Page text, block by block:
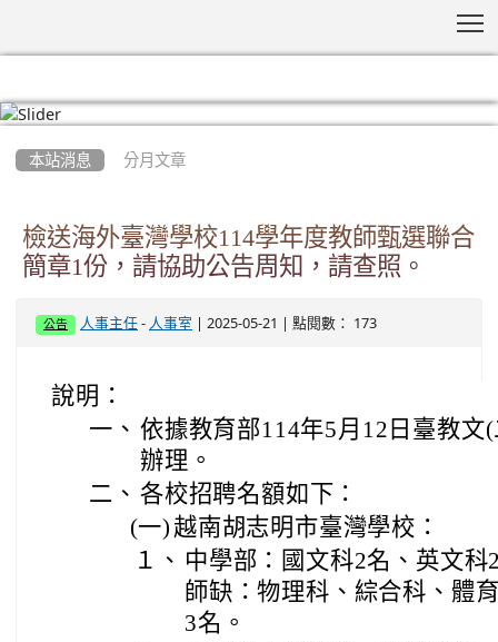
本站消息 分月文章
檢送海外臺灣學校114學年度教師甄選聯合
簡章1份，請協助公告周知，請查照。
公告 人事主任 - 人事室 | 2025-05-21 | 點閱數： 173
說明：
一、 依據教育部114年5月12日臺教文
辦理。
二、 各校招聘名額如下：
(一) 越南胡志明市臺灣學校：
１、 中學部：國文科2名、英文
師缺：物理科、綜合科、體
3名。